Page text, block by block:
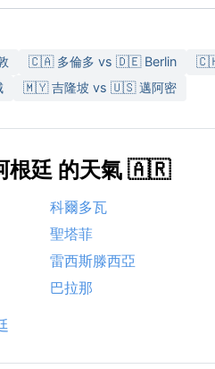
🇨🇦 多倫多 vs 🇩🇪 Berlin
🇲🇾 吉隆坡 vs 🇺🇸 邁阿密
根廷 的天氣 🇦🇷
科爾多瓦
聖塔菲
雷西斯滕西亞
巴拉那